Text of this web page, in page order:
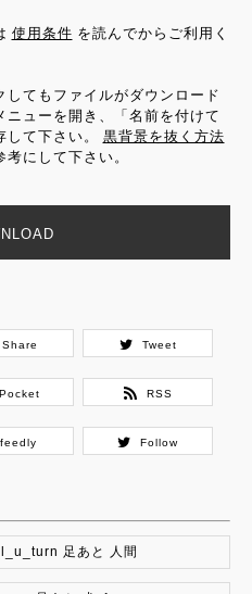
使用条件 を読んでからご利用く
てもファイルがダウンロード
ューを開き、「名前を付けて
て下さい。
黒背景を抜く方法
にして下さい。
Share Tweet
RSS
feedly Follow
足あと 人間